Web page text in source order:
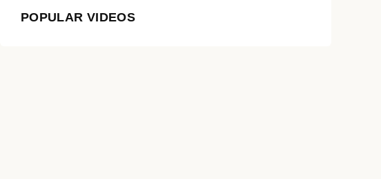
POPULAR VIDEOS